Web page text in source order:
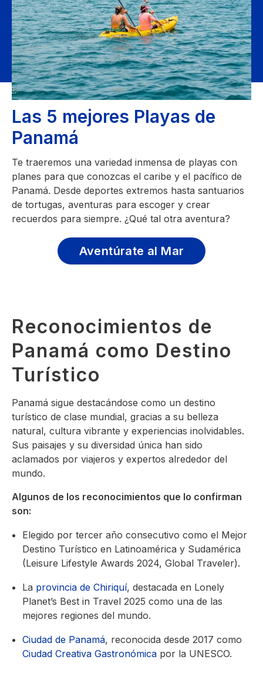
Las 5 mejores Playas de
Panamá
Te traeremos una variedad inmensa de playas con
planes para que conozcas el caribe y el pacífico de
Panamá. Desde deportes extremos hasta santuarios
de tortugas, aventuras para escoger y crear
recuerdos para siempre. ¿Qué tal otra aventura?
Aventúrate al Mar
Reconocimientos de
Panamá como Destino
Turístico
Panamá sigue destacándose como un destino
turístico de clase mundial, gracias a su belleza
natural, cultura vibrante y experiencias inolvidables.
Sus paisajes y su diversidad única han sido
aclamados por viajeros y expertos alrededor del
mundo.
Algunos de los reconocimientos que lo confirman
son:
Elegido por tercer año consecutivo como el Mejor
Destino Turístico en Latinoamérica y Sudamérica
(Leisure Lifestyle Awards 2024, Global Traveler).
La provincia de Chiriquí, destacada en Lonely
Planet’s Best in Travel 2025 como una de las
mejores regiones del mundo.
Ciudad de Panamá, reconocida desde 2017 como
Ciudad Creativa Gastronómicapor la UNESCO.